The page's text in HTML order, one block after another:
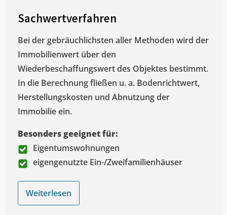
Sachwertverfahren
Bei der gebräuchlichsten aller Methoden wird der
Immobilienwert über den
Wiederbeschaffungswert des Objektes bestimmt.
In die Berechnung fließen u. a. Bodenrichtwert,
Herstellungskosten und Abnutzung der
Immobilie ein.
Besonders geeignet für:
Eigentumswohnungen
eigengenutzte Ein-/Zweifamilienhäuser
Weiterlesen